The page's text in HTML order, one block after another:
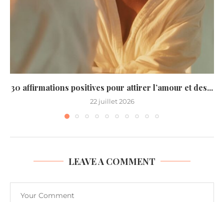
30 affirmations positives pour attirer l’amour et des...
22 juillet 2026
LEAVE A COMMENT